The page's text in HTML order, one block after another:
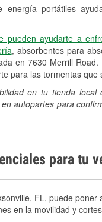
energía portátiles
pueden ayudarte a
, absorbentes para
en 7630 Merrill
para las tormentas
en tu tienda
autopartes para
para tu
FL, puede
en la movilidad y